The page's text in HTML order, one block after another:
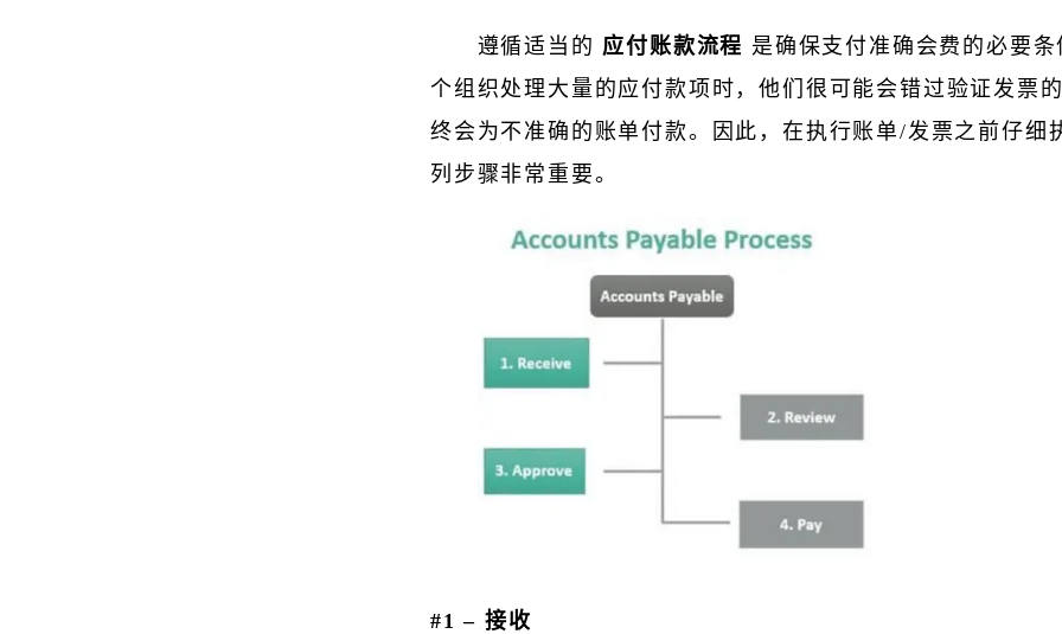
遵循适当的 应付账款流程 是确保支付准确会费的必要
个组织处理大量的应付款项时，他们很可能会错过验证发票
终会为不准确的账单付款。因此，在执行账单/发票之前仔细
列步骤非常重要。
#1 – 接收